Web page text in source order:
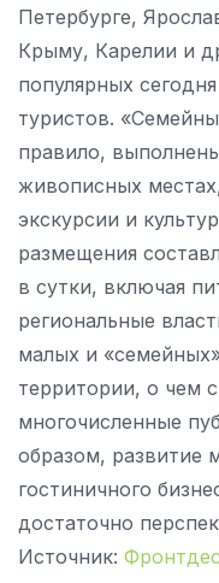
Петербурге,
Крыму, Карелии и
популярных
туристов.
правило,
живописных
экскурсии и
размещения
в сутки, включая
региональные
малых и
территории, о чем
многочисленные
образом, развитие
гостиничного
достаточно
Источник: